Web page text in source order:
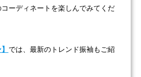
ーディネートを楽しんでみてくだ
では、最新のトレンド振袖もご紹